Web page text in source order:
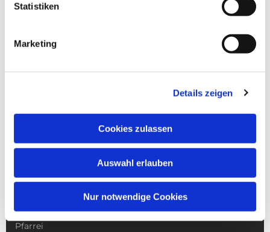
Statistiken
Marketing
Details zeigen
Cookies zulassen
Auswahl erlauben
Nur notwendige Cookies
Gottesdienste
Pfarrei